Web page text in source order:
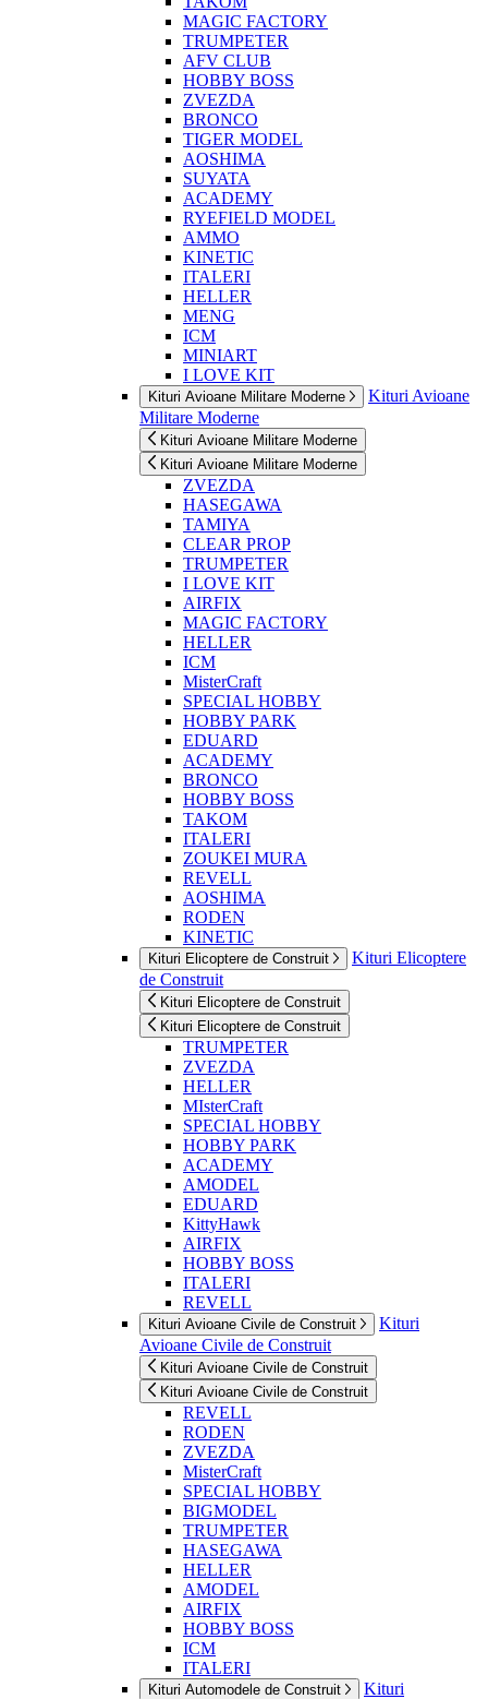
MAGIC FACTORY
TRUMPETER
AFV CLUB
HOBBY BOSS
ZVEZDA
BRONCO
TIGER MODEL
AOSHIMA
SUYATA
ACADEMY
RYEFIELD MODEL
AMMO
KINETIC
ITALERI
HELLER
MENG
ICM
MINIART
I LOVE KIT
Kituri Avioane Militare Moderne
Kituri Avioane
Militare Moderne
Kituri Avioane Militare Moderne
Kituri Avioane Militare Moderne
ZVEZDA
HASEGAWA
TAMIYA
CLEAR PROP
TRUMPETER
I LOVE KIT
AIRFIX
MAGIC FACTORY
HELLER
ICM
MisterCraft
SPECIAL HOBBY
HOBBY PARK
EDUARD
ACADEMY
BRONCO
HOBBY BOSS
TAKOM
ITALERI
ZOUKEI MURA
REVELL
AOSHIMA
RODEN
KINETIC
Kituri Elicoptere de Construit
Kituri Elicoptere
de Construit
Kituri Elicoptere de Construit
Kituri Elicoptere de Construit
TRUMPETER
ZVEZDA
HELLER
MIsterCraft
SPECIAL HOBBY
HOBBY PARK
ACADEMY
AMODEL
EDUARD
KittyHawk
AIRFIX
HOBBY BOSS
ITALERI
REVELL
Kituri Avioane Civile de Construit
Kituri
Avioane Civile de Construit
Kituri Avioane Civile de Construit
Kituri Avioane Civile de Construit
REVELL
RODEN
ZVEZDA
MisterCraft
SPECIAL HOBBY
BIGMODEL
TRUMPETER
HASEGAWA
HELLER
AMODEL
AIRFIX
HOBBY BOSS
ICM
ITALERI
Kituri Automodele de Construit
Kituri